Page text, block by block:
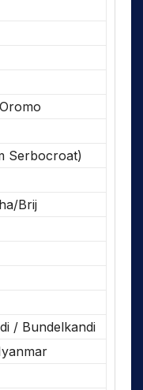
Serbocroat)
Brij
/ Bundelkandi